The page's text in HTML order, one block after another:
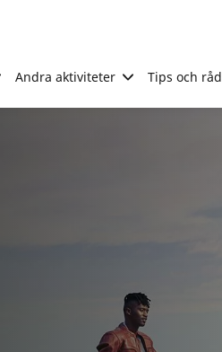
Andra aktiviteter Tips och råd